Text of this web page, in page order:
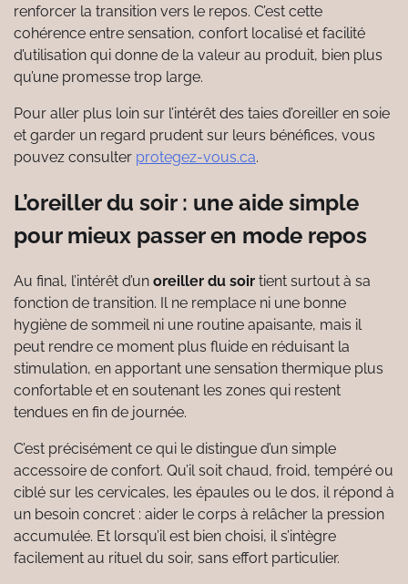
renforcer la transition vers le repos. C’est cette
cohérence entre sensation, confort localisé et facilité
d’utilisation qui donne de la valeur au produit, bien plus
qu’une promesse trop large.
Pour aller plus loin sur l’intérêt des taies d’oreiller en soie
et garder un regard prudent sur leurs bénéfices, vous
pouvez consulter protegez-vous.ca.
L’oreiller du soir : une aide simple
pour mieux passer en mode repos
Au final, l’intérêt d’un oreiller du soir tient surtout à sa
fonction de transition. Il ne remplace ni une bonne
hygiène de sommeil ni une routine apaisante, mais il
peut rendre ce moment plus fluide en réduisant la
stimulation, en apportant une sensation thermique plus
confortable et en soutenant les zones qui restent
tendues en fin de journée.
C’est précisément ce qui le distingue d’un simple
accessoire de confort. Qu’il soit chaud, froid, tempéré ou
ciblé sur les cervicales, les épaules ou le dos, il répond à
un besoin concret : aider le corps à relâcher la pression
accumulée. Et lorsqu’il est bien choisi, il s’intègre
facilement au rituel du soir, sans effort particulier.